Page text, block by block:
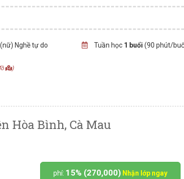
(nữ) Nghề tự do Tuần học 1 buổi (90 phút/
)
Hòa Bình, Cà Mau
phí: 15% (270,000) Nhận lớp ngay